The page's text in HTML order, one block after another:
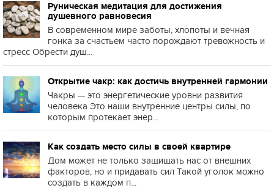
Руническая медитация для достижения
душевного равновесия
В современном мире заботы, хлопоты и вечная
гонка за счастьем часто порождают тревожность и
стресс Обрести душ...
Открытие чакр: как достичь внутренней гармонии
Чакры — это энергетические уровни развития
человека Это наши внутренние центры силы, по
которым протекает энер...
Как создать место силы в своей квартире
Дом может не только защищать нас от внешних
факторов, но и придавать сил Такой уголок можно
создать в каждом п...